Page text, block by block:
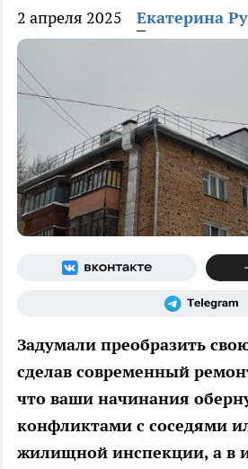
2 апреля 2025 Екатерина
Задумали преобразить
сделав современный
что ваши начинания
конфликтами с соседями
жилищной инспекции, а в